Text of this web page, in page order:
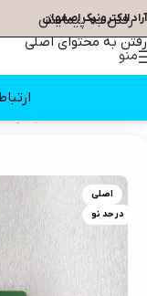
رفتن به پیمایش
رفتن به محتوای اصلی
آراد الکترونیک اصفهان
منو
اصلی
در حد نو